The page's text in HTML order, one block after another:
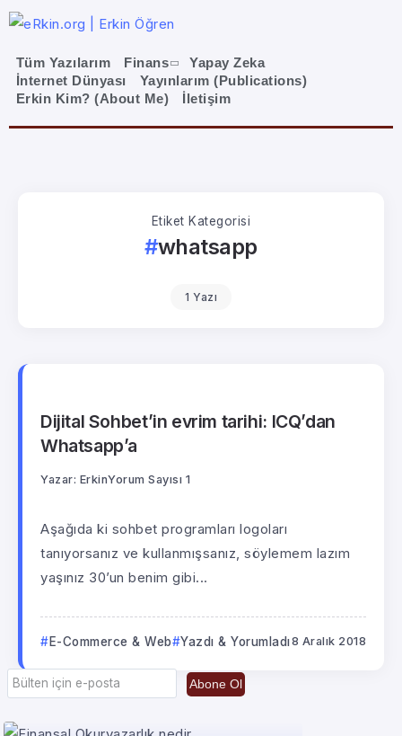
Tüm Yazılarım Finans
Yapay Zeka
İnternet Dünyası
Yayınlarım (Publications)
Erkin Kim? (About Me)
İletişim
Etiket Kategorisi
whatsapp
1 Yazı
Dijital Sohbet’in evrim tarihi: ICQ’dan
Whatsapp’a
Yazar: ErkinYorum Sayısı 1
Aşağıda ki sohbet programları logoları
tanıyorsanız ve kullanmışsanız, söylemem lazım
yaşınız 30’un benim gibi...
E-Commerce & Web Yazdı & Yorumladı8 Aralık 2018
Abone Ol